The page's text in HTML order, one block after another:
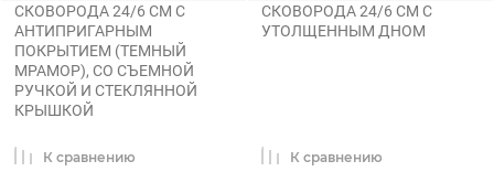
СКОВОРОДА 24/6 СМ С
АНТИПРИГАРНЫМ
ПОКРЫТИЕМ (ТЕМНЫЙ
МРАМОР), СО СЪЕМНОЙ
РУЧКОЙ И СТЕКЛЯННОЙ
КРЫШКОЙ
К сравнению
СКОВОРОДА 24/6 СМ С
УТОЛЩЕННЫМ ДНОМ
К сравнению